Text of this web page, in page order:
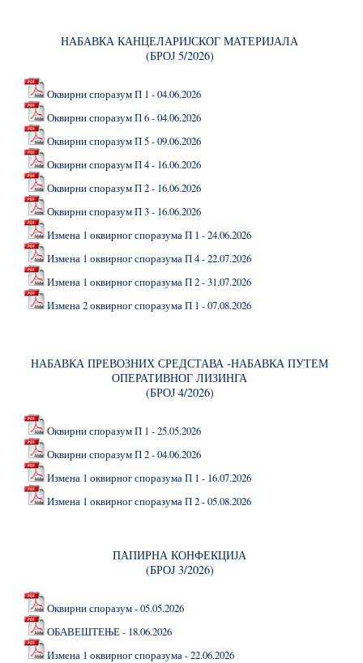
НАБАВКА КАНЦЕЛАРИЈСКОГ МАТЕРИЈАЛА
(БРОЈ 5/2026)
Оквирни споразум П 1 - 04.06.2026
Оквирни споразум П 6 - 04.06.2026
Оквирни споразум П 5 - 09.06.2026
Оквирни споразум П 4 - 16.06.2026
Оквирни споразум П 2 - 16.06.2026
Оквирни споразум П 3 - 16.06.2026
Измена 1 оквирног споразума П 1 - 24.06.2026
Измена 1 оквирног споразума П 4 - 22.07.2026
Измена 1 оквирног споразума П 2 - 31.07.2026
Измена 2 оквирног споразума П 1 - 07.08.2026
НАБАВКА ПРЕВОЗНИХ СРЕДСТАВА -НАБАВКА ПУТЕМ
ОПЕРАТИВНОГ ЛИЗИНГА
(БРОЈ 4/2026)
Оквирни споразум П 1 - 25.05.2026
Оквирни споразум П 2 - 04.06.2026
Измена 1 оквирног споразума П 1 - 16.07.2026
Измена 1 оквирног споразума П 2 - 05.08.2026
ПАПИРНА КОНФЕКЦИЈА
(БРОЈ 3/2026)
Оквирни споразум - 05.05.2026
ОБАВЕШТЕЊЕ - 18.06.2026
Измена 1 оквирног споразума - 22.06.2026